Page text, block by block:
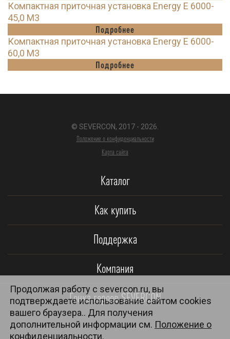
Компактная приточная установка Energy E 6000-
45,0 M3
Подробнее
Компактная приточная установка Energy E 6000-
60,0 M3
Подробнее
© SEVERCON, 2017 - 2026.
Положение о конфиденциальности
Карта сайта
Каталог
Как купить
Поддержка
Компания
Гонка героев SEVERCON
Продолжая работу с severcon.ru, вы
подтверждаете использование сайтом cookies
вашего браузера.. Для получения
дополнительной информации см. Положение о
конфиденциальности.